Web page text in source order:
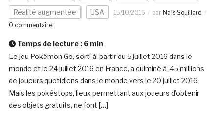
Réalité augmentée USA 15/10/2016 par Naïs Souillard
0 commentaire
Temps de lecture : 6 min
Le jeu Pokémon Go, sorti à partir du 5 juillet 2016 dans le
monde et le 24 juillet 2016 en France, a culminé à 45 millions
de joueurs quotidiens dans le monde vers le 20 juillet 2016.
Mais les pokéstops, lieux permettant aux joueurs d’obtenir
des objets gratuits, ne font […]